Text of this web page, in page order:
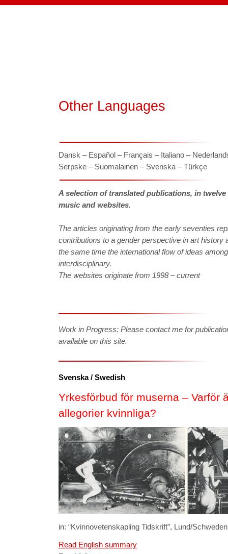
Other Languages
Dansk – Español – Français – Italiano –
Serpske – Suomalainen – Svenska – Türkçe
A selection of translated publications, in
music and websites.
The articles originating from the early seventies
contributions to a gender perspective in art history
the same time the international flow of ideas
interdisciplinary.
The websites originate from 1998 – current
Work in Progress: Please contact me for
available on this site.
Svenska / Swedish
Yrkesförbud för muserna – Varför
allegorier kvinnliga?
in: “Kvinnovetenskapling Tidskrift”, Lund/
Read English summary